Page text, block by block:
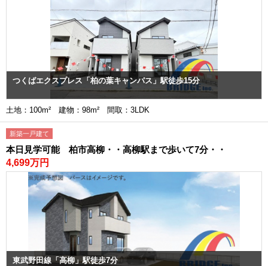
つくばエクスプレス「柏の葉キャンパス」駅徒歩15分
土地：100m² 建物：98m² 間取：3LDK
新築一戸建て
本日見学可能 柏市高柳・・高柳駅まで歩いて7分・・
4,699万円
東武野田線「高柳」駅徒歩7分